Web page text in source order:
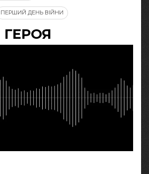
ПЕРШИЙ ДЕНЬ ВІЙНИ
ГЕРОЯ